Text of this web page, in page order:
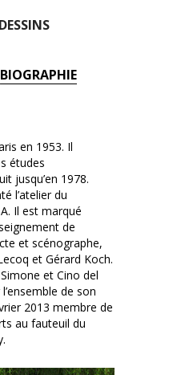
DESSINS
BIOGRAPHIE
en 1953. Il
études
jusqu’en 1978.
l’atelier du
Il est marqué
de
et scénographe,
et Gérard Koch.
et Cino del
de son
2013 membre de
au fauteuil du